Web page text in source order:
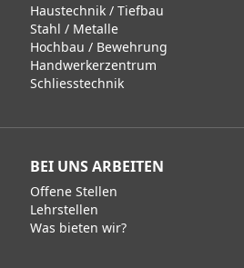
Haustechnik / Tiefbau
Stahl / Metalle
Hochbau / Bewehrung
Handwerkerzentrum
Schliesstechnik
BEI UNS ARBEITEN
Offene Stellen
Lehrstellen
Was bieten wir?